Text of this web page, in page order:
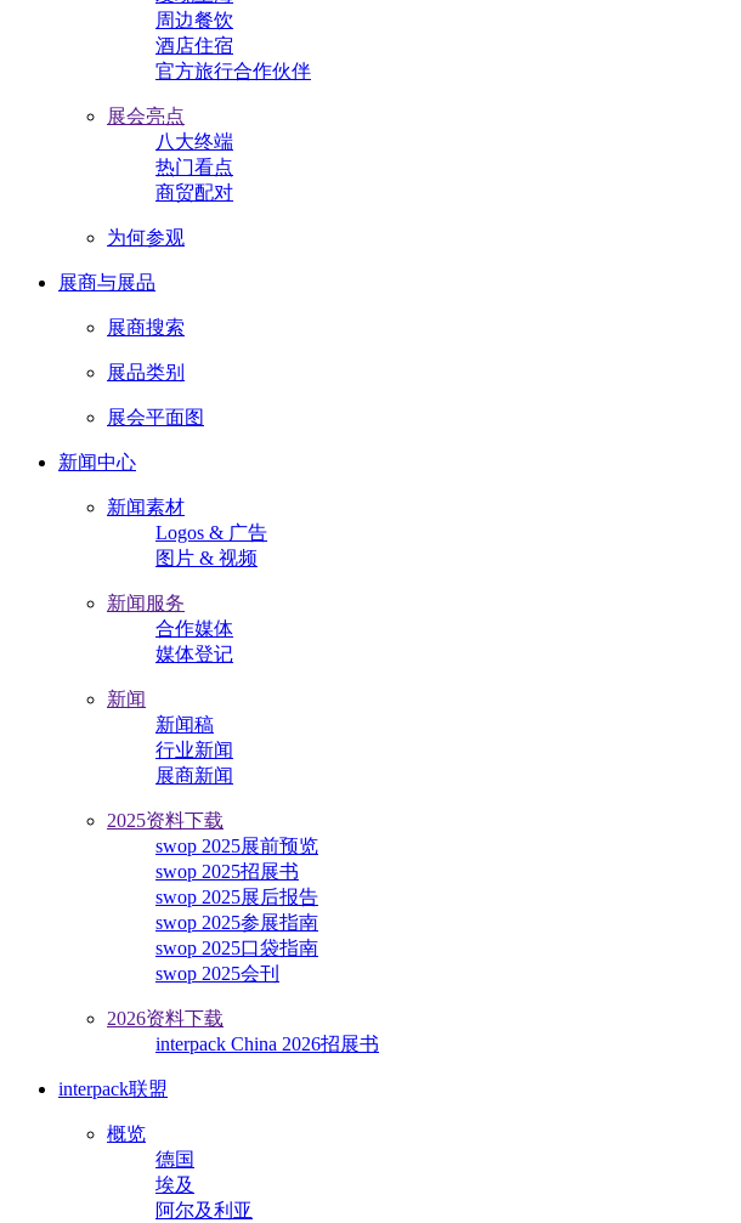
周边餐饮
酒店住宿
官方旅行合作伙伴
展会亮点
八大终端
热门看点
商贸配对
为何参观
展商与展品
展商搜索
展品类别
展会平面图
新闻中心
新闻素材
Logos & 广告
图片 & 视频
新闻服务
合作媒体
媒体登记
新闻
新闻稿
行业新闻
展商新闻
2025资料下载
swop 2025展前预览
swop 2025招展书
swop 2025展后报告
swop 2025参展指南
swop 2025口袋指南
swop 2025会刊
2026资料下载
interpack China 2026招展书
interpack联盟
概览
德国
埃及
阿尔及利亚